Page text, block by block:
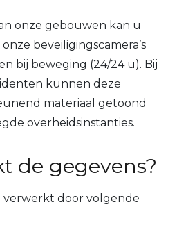
onze gebouwen kan u
beveiligingscamera’s
bij beweging (24/24 u). Bij
kunnen deze
materiaal getoond
overheidsinstanties.
de gegevens?
verwerkt door volgende